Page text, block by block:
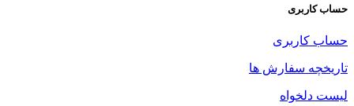
حساب کاربری
حساب کاربری
تاریخچه سفارش ها
لیست دلخواه